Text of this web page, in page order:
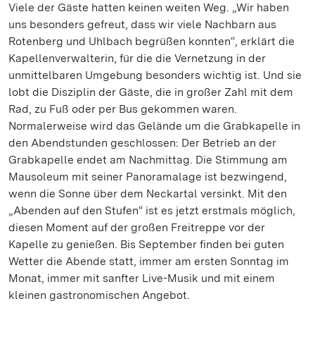
Viele der Gäste hatten keinen weiten Weg. „Wir haben
uns besonders gefreut, dass wir viele Nachbarn aus
Rotenberg und Uhlbach begrüßen konnten“, erklärt die
Kapellenverwalterin, für die die Vernetzung in der
unmittelbaren Umgebung besonders wichtig ist. Und sie
lobt die Disziplin der Gäste, die in großer Zahl mit dem
Rad, zu Fuß oder per Bus gekommen waren.
Normalerweise wird das Gelände um die Grabkapelle in
den Abendstunden geschlossen: Der Betrieb an der
Grabkapelle endet am Nachmittag. Die Stimmung am
Mausoleum mit seiner Panoramalage ist bezwingend,
wenn die Sonne über dem Neckartal versinkt. Mit den
„Abenden auf den Stufen“ ist es jetzt erstmals möglich,
diesen Moment auf der großen Freitreppe vor der
Kapelle zu genießen. Bis September finden bei guten
Wetter die Abende statt, immer am ersten Sonntag im
Monat, immer mit sanfter Live-Musik und mit einem
kleinen gastronomischen Angebot.